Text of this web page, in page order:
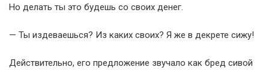
Но делать ты это будешь со своих денег.
— Ты издеваешься? Из каких своих? Я же в декрете сижу!
Действительно, его предложение звучало как бред сивой